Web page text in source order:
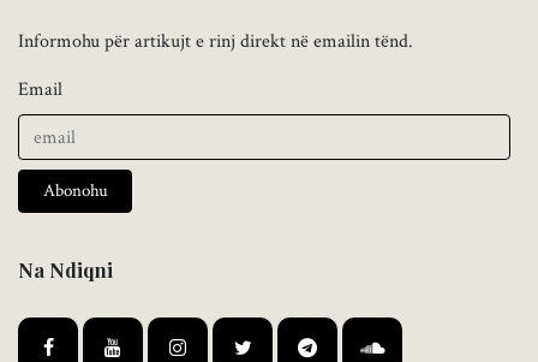
Informohu për artikujt e rinj direkt në emailin tënd.
Email
Abonohu
Na Ndiqni